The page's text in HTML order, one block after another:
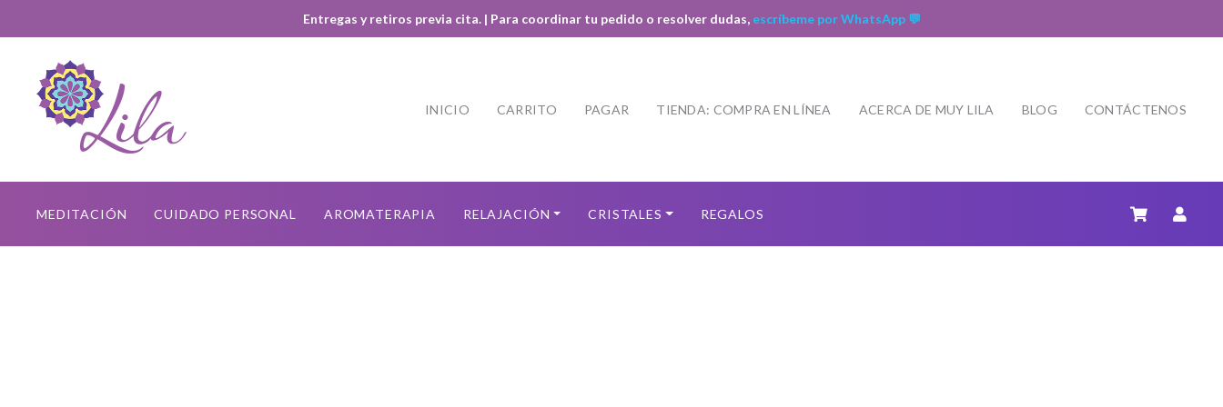
Entregas y retiros previa cita. | Para coordinar tu pedido o resolver dudas, escríbeme por WhatsApp 💬
INICIO CARRITO PAGAR TIENDA: COMPRA EN LÍNEA ACERCA DE MUY LILA BLOG CONTÁCTENOS
MEDITACIÓN CUIDADO PERSONAL AROMATERAPIA RELAJACIÓN CRISTALES REGALOS